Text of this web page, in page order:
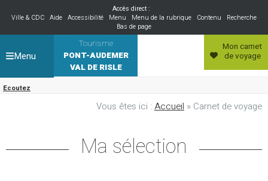
Accès direct :
Ville & CDC Aide Accessibilité Menu Menu de la rubrique Contenu
Recherche
Bas de page
Tourisme
PONT-AUDEMER
VAL DE RISLE
Ecoutez
Mon carnet
de voyage
Menu
Vous êtes ici : Accueil » Carnet de voyage
Ma sélection